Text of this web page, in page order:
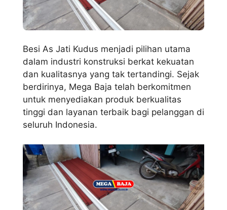
Besi As Jati Kudus menjadi pilihan utama
dalam industri konstruksi berkat kekuatan
dan kualitasnya yang tak tertandingi. Sejak
berdirinya, Mega Baja telah berkomitmen
untuk menyediakan produk berkualitas
tinggi dan layanan terbaik bagi pelanggan di
seluruh Indonesia.